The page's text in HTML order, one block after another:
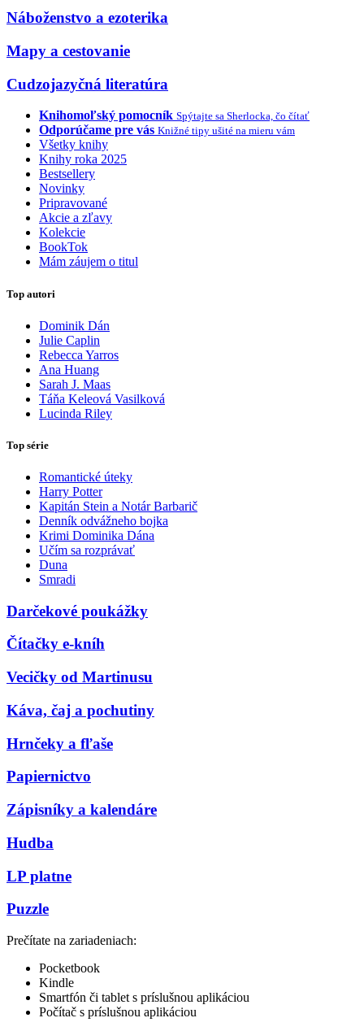
Náboženstvo a ezoterika
Mapy a cestovanie
Cudzojazyčná literatúra
Knihomoľský pomocník Spýtajte sa Sherlocka, čo čítať
Odporúčame pre vás Knižné tipy ušité na mieru vám
Všetky knihy
Knihy roka 2025
Bestsellery
Novinky
Pripravované
Akcie a zľavy
Kolekcie
BookTok
Mám záujem o titul
Top autori
Dominik Dán
Julie Caplin
Rebecca Yarros
Ana Huang
Sarah J. Maas
Táňa Keleová Vasilková
Lucinda Riley
Top série
Romantické úteky
Harry Potter
Kapitán Stein a Notár Barbarič
Denník odvážneho bojka
Krimi Dominika Dána
Učím sa rozprávať
Duna
Smradi
Darčekové poukážky
Čítačky e-kníh
Vecičky od Martinusu
Káva, čaj a pochutiny
Hrnčeky a fľaše
Papiernictvo
Zápisníky a kalendáre
Hudba
LP platne
Puzzle
Prečítate na zariadeniach:
Pocketbook
Kindle
Smartfón či tablet s príslušnou aplikáciou
Počítač s príslušnou aplikáciou